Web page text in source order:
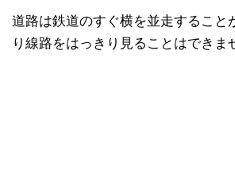
道路は鉄道のすぐ横を並走すること
り線路をはっきり見ることはできま